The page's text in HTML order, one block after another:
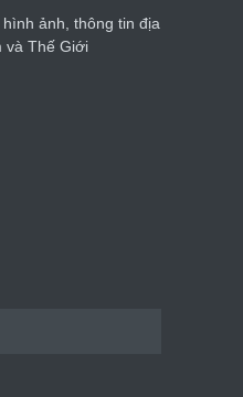
ảnh, thông tin địa
và Thế Giới